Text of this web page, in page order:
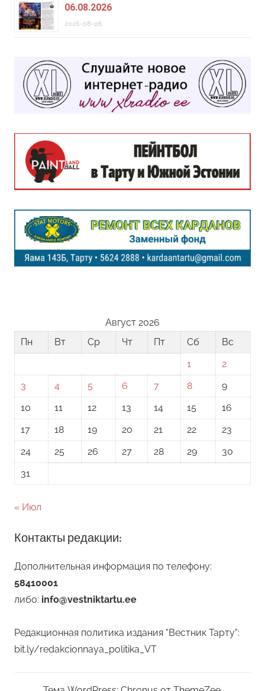
06.08.2026
2026-08-06
Август 2026
Пн
Вт Ср Чт Пт Сб
Вс
1
2
3
4 5 6 7 8
9
10
11 12 13 14 15
16
17
18 19 20 21 22
23
24
25 26 27 28 29
30
31
« Июл
Контакты редакции:
Дополнительная информация по телефону:
58410001
либо: info@vestniktartu.ee
Редакционная политика издания "Вестник Тарту":
bit.ly/redakcionnaya_politika_VT